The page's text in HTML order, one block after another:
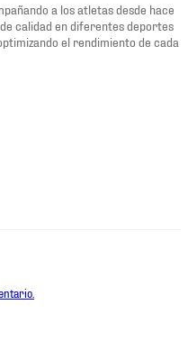
a los atletas desde hace
calidad en diferentes deportes
el rendimiento de cada